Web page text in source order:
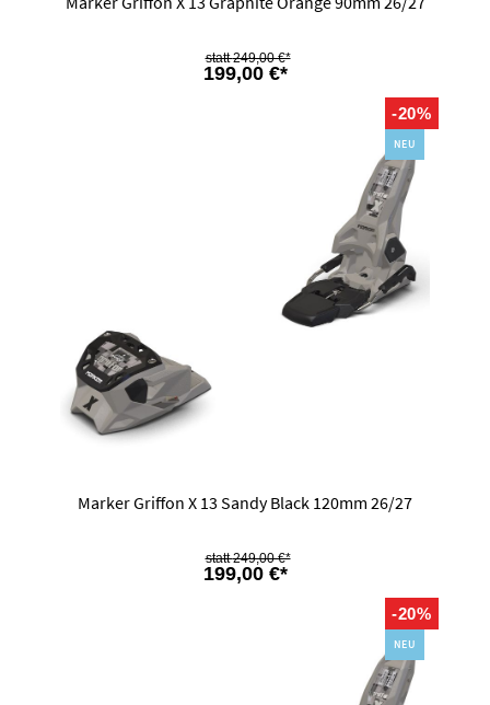
199,00 €*
249,00 €*
-20%
NEU
Marker Griffon X 13 Sandy Black 120mm 26/27
199,00 €*
249,00 €*
-20%
NEU